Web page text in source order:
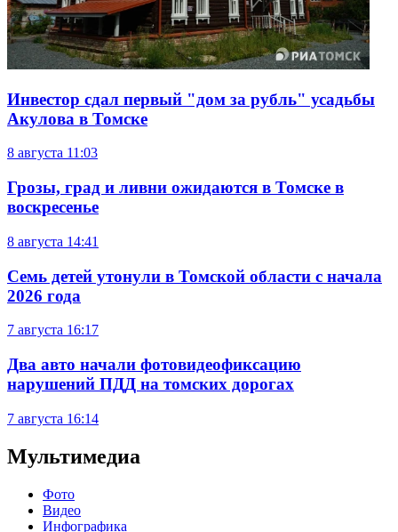
Инвестор сдал первый "дом за рубль" усадьбы
Акулова в Томске
8 августа 11:03
Грозы, град и ливни ожидаются в Томске в
воскресенье
8 августа 14:41
Семь детей утонули в Томской области с начала
2026 года
7 августа 16:17
Два авто начали фотовидеофиксацию
нарушений ПДД на томских дорогах
7 августа 16:14
Мультимедиа
Фото
Видео
Инфографика